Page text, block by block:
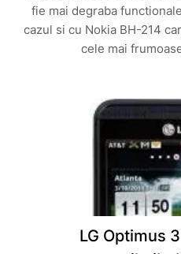
fie mai degraba
cazul si cu Nokia BH-214
cele mai
LG Optimus